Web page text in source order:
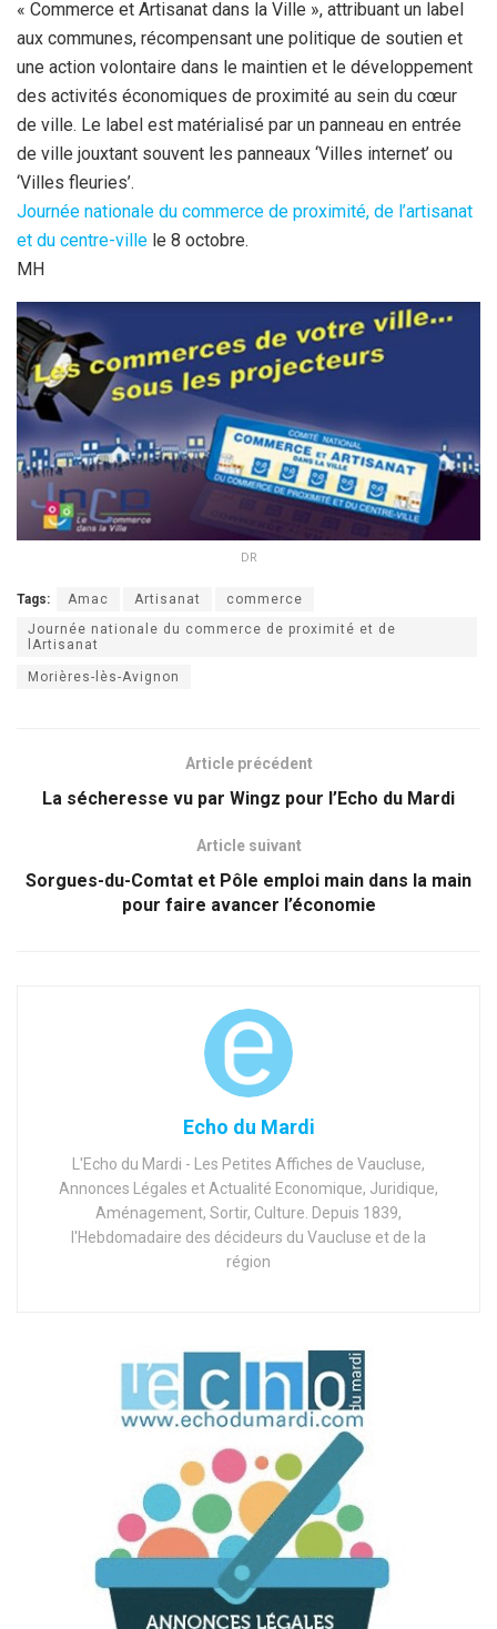
« Commerce et Artisanat dans la Ville », attribuant un label
aux communes, récompensant une politique de soutien et
une action volontaire dans le maintien et le développement
des activités économiques de proximité au sein du cœur
de ville. Le label est matérialisé par un panneau en entrée
de ville jouxtant souvent les panneaux ‘Villes internet’ ou
‘Villes fleuries’.
Journée nationale du commerce de proximité, de l’artisanat
et du centre-ville le 8 octobre.
MH
DR
Tags: Amac Artisanat
commerce
Journée nationale du commerce de proximité et de
lArtisanat
Morières-lès-Avignon
Article précédent
La sécheresse vu par Wingz pour l’Echo du Mardi
Article suivant
Sorgues-du-Comtat et Pôle emploi main dans la main
pour faire avancer l’économie
Echo du Mardi
L'Echo du Mardi - Les Petites Affiches de Vaucluse,
Annonces Légales et Actualité Economique, Juridique,
Aménagement, Sortir, Culture. Depuis 1839,
l'Hebdomadaire des décideurs du Vaucluse et de la
région